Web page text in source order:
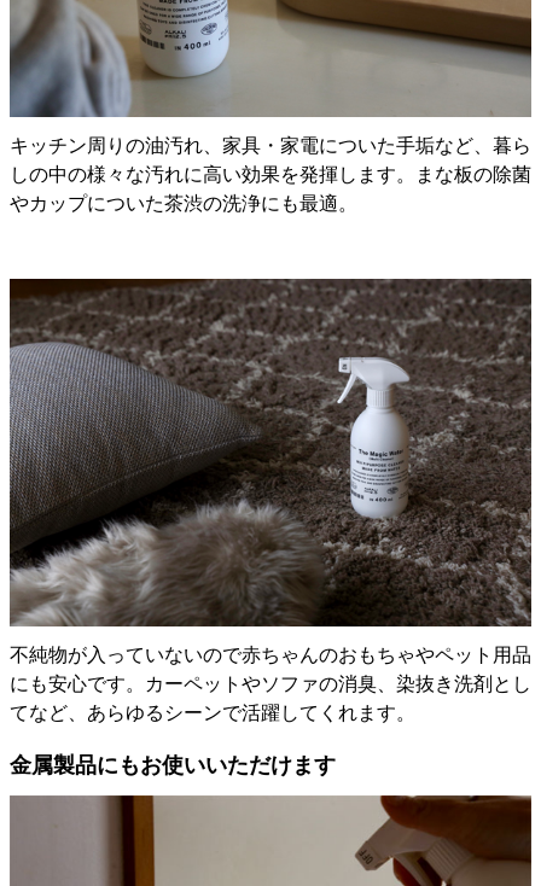
キッチン周りの油汚れ、家具・家電についた手垢など、暮ら
しの中の様々な汚れに高い効果を発揮します。まな板の除菌
やカップについた茶渋の洗浄にも最適。
不純物が入っていないので赤ちゃんのおもちゃやペット用品
にも安心です。カーペットやソファの消臭、染抜き洗剤とし
てなど、あらゆるシーンで活躍してくれます。
金属製品にもお使いいただけます